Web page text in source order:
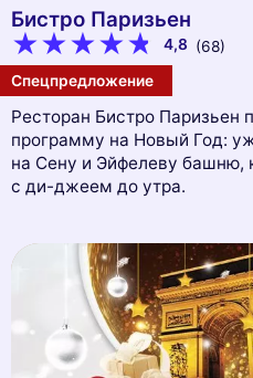
Бистро Паризьен
4,8 (68)
Спецпредложение
Ресторан Бистро Паризьен
программу на Новый Год:
на Сену и Эйфелеву башню,
с ди-джеем до утра.